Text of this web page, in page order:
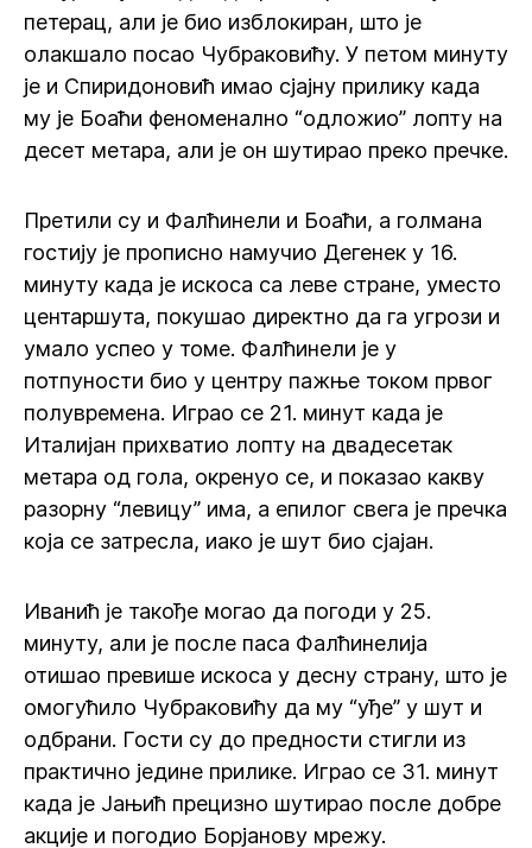
петерац, али је био изблокиран, што је
олакшало посао Чубраковићу. У петом минуту
је и Спиридоновић имао сјајну прилику када
му је Боаћи феноменално “одложио” лопту на
десет метара, али је он шутирао преко пречке.
Претили су и Фалћинели и Боаћи, а голмана
гостију је прописно намучио Дегенек у 16.
минуту када је искоса са леве стране, уместо
центаршута, покушао директно да га угрози и
умало успео у томе. Фалћинели је у
потпуности био у центру пажње током првог
полувремена. Играо се 21. минут када је
Италијан прихватио лопту на двадесетак
метара од гола, окренуо се, и показао какву
разорну “левицу” има, а епилог свега је пречка
која се затресла, иако је шут био сјајан.
Иванић је такође могао да погоди у 25.
минуту, али је после паса Фалћинелија
отишао превише искоса у десну страну, што је
омогућило Чубраковићу да му “уђе” у шут и
одбрани. Гости су до предности стигли из
практично једине прилике. Играо се 31. минут
када је Јањић прецизно шутирао после добре
акције и погодио Борјанову мрежу.